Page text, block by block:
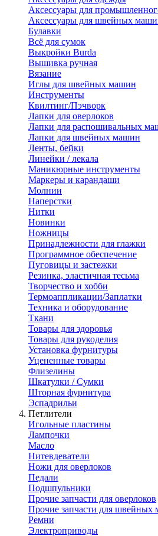
Аксессуары для
Аксессуары для швейных
Булавки
Всё для сумок
Выкройки Burda
Вышивка ручная
Вязание
Иглы для швейных машин
Инструменты
Квилтинг/Пэчворк
Лапки для оверлоков
Лапки для распошивальных
Лапки для швейных машин
Ленты, бейки
Линейки / лекала
Маникюрные инструменты
Маркеры и карандаши
Молнии
Наперстки
Нитки
Новинки
Ножницы
Принадлежности для глажки
Программное обеспечение
Пуговицы и застежки
Резинка, эластичная тесьма
Творчество и хобби
Термоаппликации/Заплатки
Техника и оборудование
Ткани
Товары для здоровья
Товары для рукоделия
Установка фурнитуры
Уцененные товары
Флизелины
Шкатулки / Сумки
Шторная фурнитура
Эспадрильи
Петлители
Игольные пластины
Лампочки
Масло
Нитевдеватели
Ножи для оверлоков
Педали
Подшпульники
Прочие запчасти для оверлоков
Прочие запчасти для швейных
Ремни
Электроприводы